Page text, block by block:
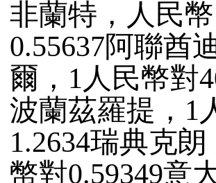
非蘭特，人民
0.55637阿聯酋
爾，1人民幣對
波蘭茲羅提，1
1.2634瑞典克
幣對0.59349意